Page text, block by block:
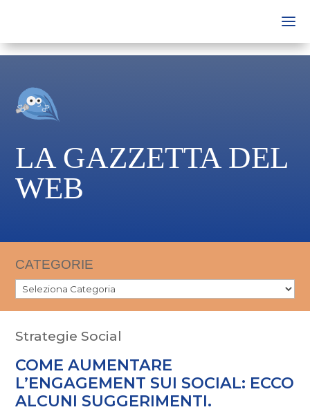
FAN SUN DIGITAL
ACADEMY SUN DIGITAL
LA GAZZETTA DEL
WEB
CATEGORIE
Strategie Social
COME AUMENTARE
L’ENGAGEMENT SUI SOCIAL: ECCO
ALCUNI SUGGERIMENTI.